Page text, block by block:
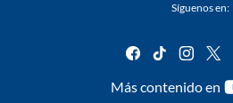
Síguenos en:
facebook
tiktok
Más contenido en